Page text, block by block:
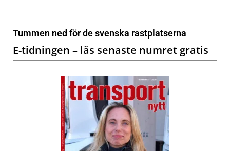
Tummen ned för de svenska rastplatserna
E-tidningen – läs senaste numret gratis